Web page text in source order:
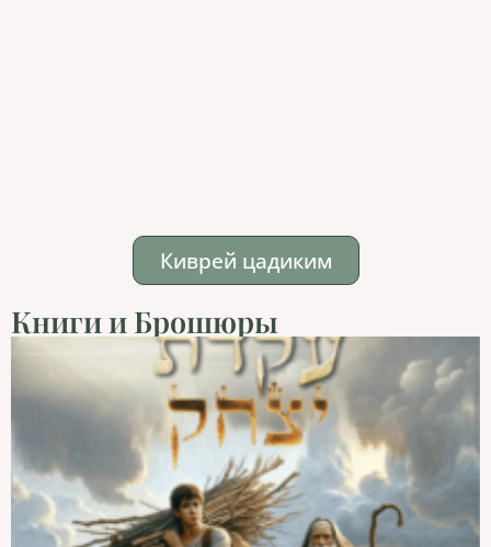
Киврей цадиким
Книги и Брошюры